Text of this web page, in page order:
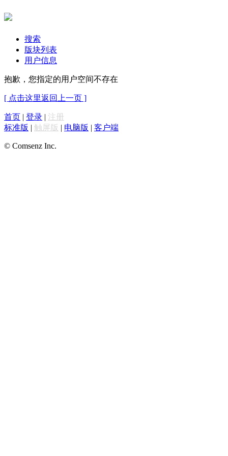
搜索
版块列表
用户信息
抱歉，您指定的用户空间不存在
[ 点击这里返回上一页 ]
首页 | 登录 | 注册
标准版 | 触屏版 | 电脑版 | 客户端
© Comsenz Inc.